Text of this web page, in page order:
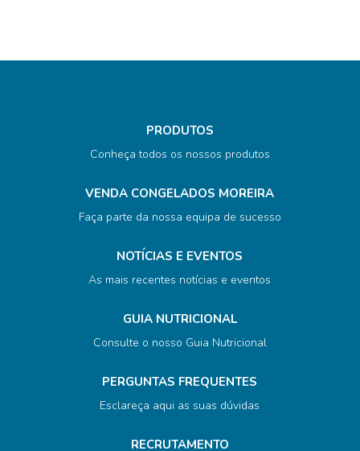
PRODUTOS
Conheça todos os nossos produtos
VENDA CONGELADOS MOREIRA
Faça parte da nossa equipa de sucesso
NOTÍCIAS E EVENTOS
As mais recentes notícias e eventos
GUIA NUTRICIONAL
Consulte o nosso Guia Nutricional
PERGUNTAS FREQUENTES
Esclareça aqui as suas dúvidas
RECRUTAMENTO